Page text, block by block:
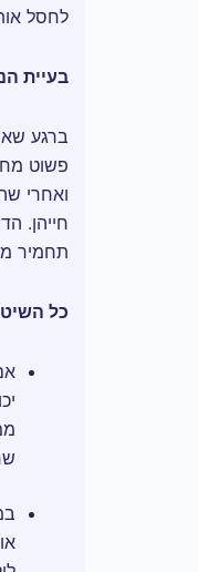
לחסל
בעיית
ברגע
פשוט
ואחרי
חייהן.
תחמיר
כל